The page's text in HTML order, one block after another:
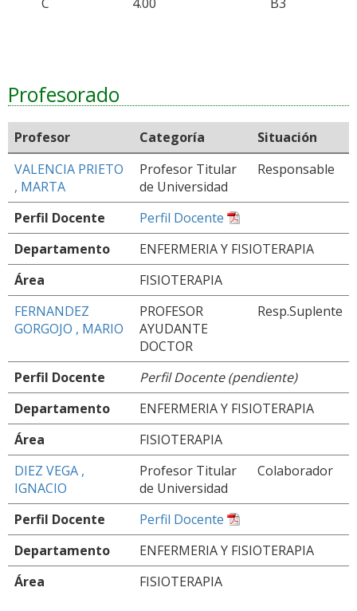
Profesorado
Profesor Categoría
Situación
VALENCIA PRIETO
, MARTA
Profesor Titular
de Universidad
Responsable
Perfil Docente
Perfil Docente
Departamento
ENFERMERIA Y FISIOTERAPIA
Área
FISIOTERAPIA
FERNANDEZ
GORGOJO , MARIO
PROFESOR
AYUDANTE
DOCTOR
Resp.Suplente
Perfil Docente
Perfil Docente (pendiente)
Departamento
ENFERMERIA Y FISIOTERAPIA
Área
FISIOTERAPIA
DIEZ VEGA ,
IGNACIO
Profesor Titular
de Universidad
Colaborador
Perfil Docente
Perfil Docente
Departamento
ENFERMERIA Y FISIOTERAPIA
Área
FISIOTERAPIA